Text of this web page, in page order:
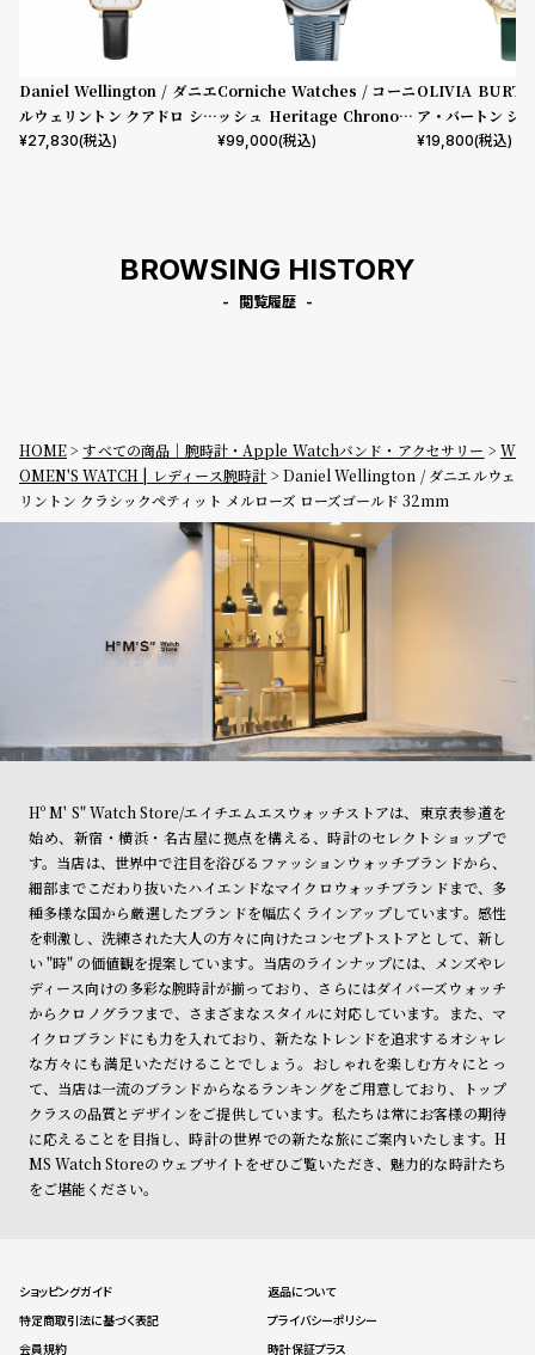
Daniel Wellington / ダニエ
ルウェリントン クアドロ シェ
フィールド ローズゴールド/ホ
¥27,830(税込)
Corniche Watches / コーニ
ッシュ Heritage Chronogr
aph Visage ステンレス
¥99,000(税込)
OLIVIA
ア・バートン シ
mm イラストレ
¥19,800(税込)
BROWSING HISTORY
閲覧履歴
HOME すべての商品｜腕時計・Apple Watchバンド・アクセサリー
W
OMEN'S WATCH | レディース腕時計
Daniel Wellington / ダニエルウェ
リントン クラシックペティット メルローズ ローズゴールド 32mm
Hº M' S" Watch Store/エイチエムエスウォッチストアは、東京表参道を
始め、新宿・横浜・名古屋に拠点を構える、時計のセレクトショップで
す。当店は、世界中で注目を浴びるファッションウォッチブランドから、
細部までこだわり抜いたハイエンドなマイクロウォッチブランドまで、多
種多様な国から厳選したブランドを幅広くラインアップしています。感性
を刺激し、洗練された大人の方々に向けたコンセプトストアとして、新し
い "時" の価値観を提案しています。当店のラインナップには、メンズやレ
ディース向けの多彩な腕時計が揃っており、さらにはダイバーズウォッチ
からクロノグラフまで、さまざまなスタイルに対応しています。また、マ
イクロブランドにも力を入れており、新たなトレンドを追求するオシャレ
な方々にも満足いただけることでしょう。おしゃれを楽しむ方々にとっ
て、当店は一流のブランドからなるランキングをご用意しており、トップ
クラスの品質とデザインをご提供しています。私たちは常にお客様の期待
に応えることを目指し、時計の世界での新たな旅にご案内いたします。H
MS Watch Storeのウェブサイトをぜひご覧いただき、魅力的な時計たち
をご堪能ください。
ショッピングガイド
返品について
特定商取引法に基づく表記
プライバシーポリシー
会員規約
時計保証プラス